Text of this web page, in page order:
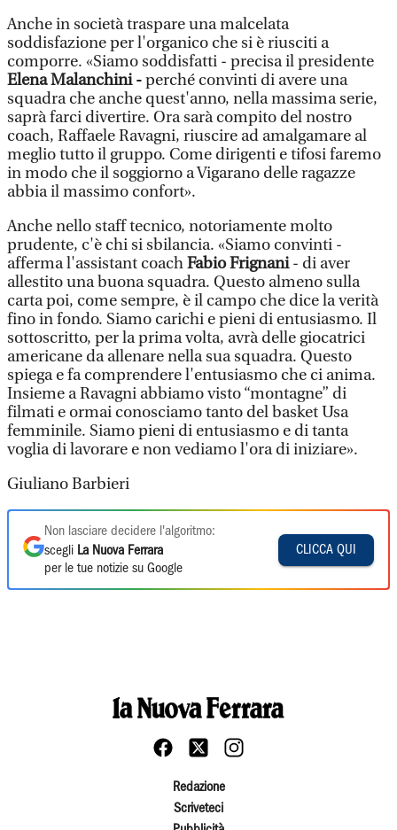
Anche in società traspare una malcelata
soddisfazione per l'organico che si è riusciti a
comporre. «Siamo soddisfatti - precisa il presidente
Elena Malanchini -perché convinti di avere una
squadra che anche quest'anno, nella massima serie,
saprà farci divertire. Ora sarà compito del nostro
coach, Raffaele Ravagni, riuscire ad amalgamare al
meglio tutto il gruppo. Come dirigenti e tifosi faremo
in modo che il soggiorno a Vigarano delle ragazze
abbia il massimo confort».
Anche nello staff tecnico, notoriamente molto
prudente, c'è chi si sbilancia. «Siamo convinti -
afferma l'assistant coachFabio Frignani- di aver
allestito una buona squadra. Questo almeno sulla
carta poi, come sempre, è il campo che dice la verità
fino in fondo. Siamo carichi e pieni di entusiasmo. Il
sottoscritto, per la prima volta, avrà delle giocatrici
americane da allenare nella sua squadra. Questo
spiega e fa comprendere l'entusiasmo che ci anima.
Insieme a Ravagni abbiamo visto “montagne” di
filmati e ormai conosciamo tanto del basket Usa
femminile. Siamo pieni di entusiasmo e di tanta
voglia di lavorare e non vediamo l'ora di iniziare».
Giuliano Barbieri
Non lasciare decidere l'algoritmo:
scegli La Nuova Ferrara
per le tue notizie su Google
CLICCA QUI
Redazione
Scriveteci